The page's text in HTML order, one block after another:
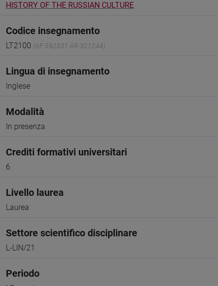
HISTORY OF THE RUSSIAN CULTURE
Codice insegnamento
LT2100 (AF:592331 AR:321244)
Lingua di insegnamento
Inglese
Modalità
In presenza
Crediti formativi universitari
6
Livello laurea
Laurea
Settore scientifico disciplinare
L-LIN/21
Periodo